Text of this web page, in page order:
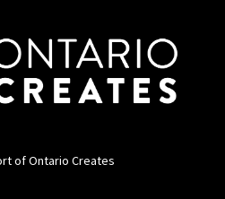
of Ontario Creates